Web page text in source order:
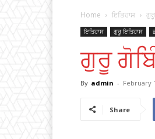
Home ਇਤਿਹਾਸ
ਇਤਿਹਾਸ ਗੁਰੂ ਇਤਿਹਾਸ
ਗੁਰੂ
By admin - February
Share